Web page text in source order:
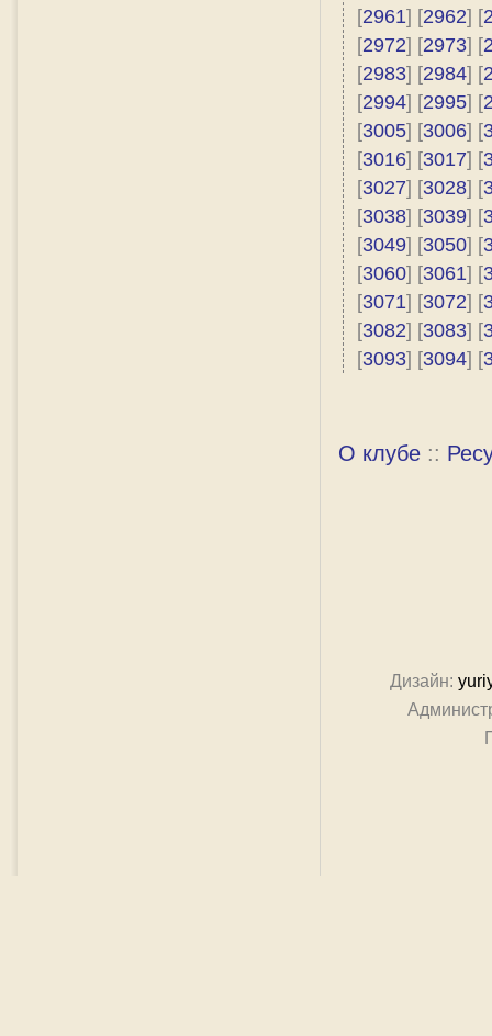
[2961] [2962] [
[2972] [2973] [
[2983] [2984] [
[2994] [2995] [
[3005] [3006] [
[3016] [3017] [
[3027] [3028] [
[3038] [3039] [
[3049] [3050] [
[3060] [3061] [
[3071] [3072] [
[3082] [3083] [
[3093] [3094] [
О клубе ::
Дизайн: